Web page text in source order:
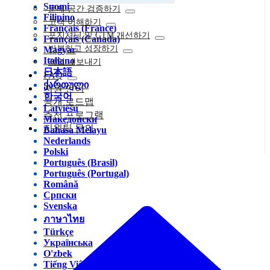
Suomi
Filipino
Français (France)
Français (Canada)
Magyar
Italiano
日本語
ქართული
한국어
Latviešu
Македонски
Bahasa Melayu
Nederlands
Polski
Português (Brasil)
Português (Portugal)
Română
Српски
Svenska
ภาษาไทย
Türkçe
Українська
O'zbek
Tiếng Việt
문제 공간 검증하기
고객 이해하기
포지셔닝 및 GTM 개선하기
반복하고 성장하기
작업 내보내기
FAQ
지원 언어
공개 로드맵
추천 프로그램
지원팀 문의